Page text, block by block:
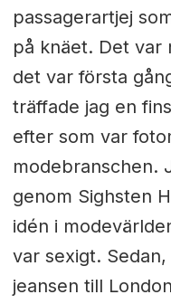
passagerartjej
på knäet. Det var
det var första
träffade jag en
efter som var
modebranschen.
genom Sighsten
idén i
var sexigt.
jeansen till